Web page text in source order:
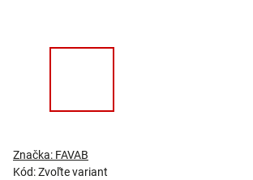
Kód:Zvoľte variant
Značka: FAVAB